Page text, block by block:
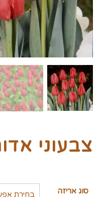
צבעוני
סוג אריזה